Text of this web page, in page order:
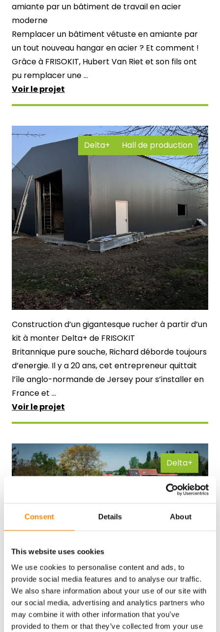
Consent Details About
This website uses cookies
We use cookies to personalise content and ads, to
provide social media features and to analyse our traffic.
We also share information about your use of our site with
our social media, advertising and analytics partners who
may combine it with other information that you’ve
provided to them or that they’ve collected from your use
amiante par un bâtiment de travail en acier
moderne
Remplacer un bâtiment vétuste en amiante par
un tout nouveau hangar en acier ? Et comment !
Grâce à FRISOKIT, Hubert Van Riet et son fils ont
pu remplacer une ...
Voir le projet
Delta+ Hall de production
Construction d’un gigantesque rucher à partir d’un
kit à monter Delta+ de FRISOKIT
Britannique pure souche, Richard déborde toujours
d’energie. Il y a 20 ans, cet entrepreneur quittait
l’île anglo-normande de Jersey pour s’installer en
France et ...
Voir le projet
Delta+
Equithérapeute construit elle-même un hangar en
acier grâce à FRISOKIT